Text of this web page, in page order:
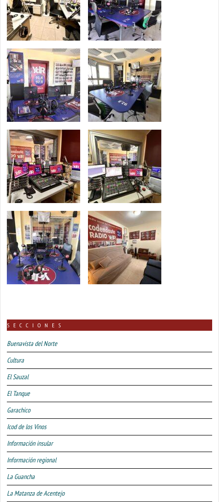
SECCIONES
Buenavista del Norte
Cultura
El Sauzal
El Tanque
Garachico
Icod de los Vinos
Información insular
Información regional
La Guancha
La Matanza de Acentejo